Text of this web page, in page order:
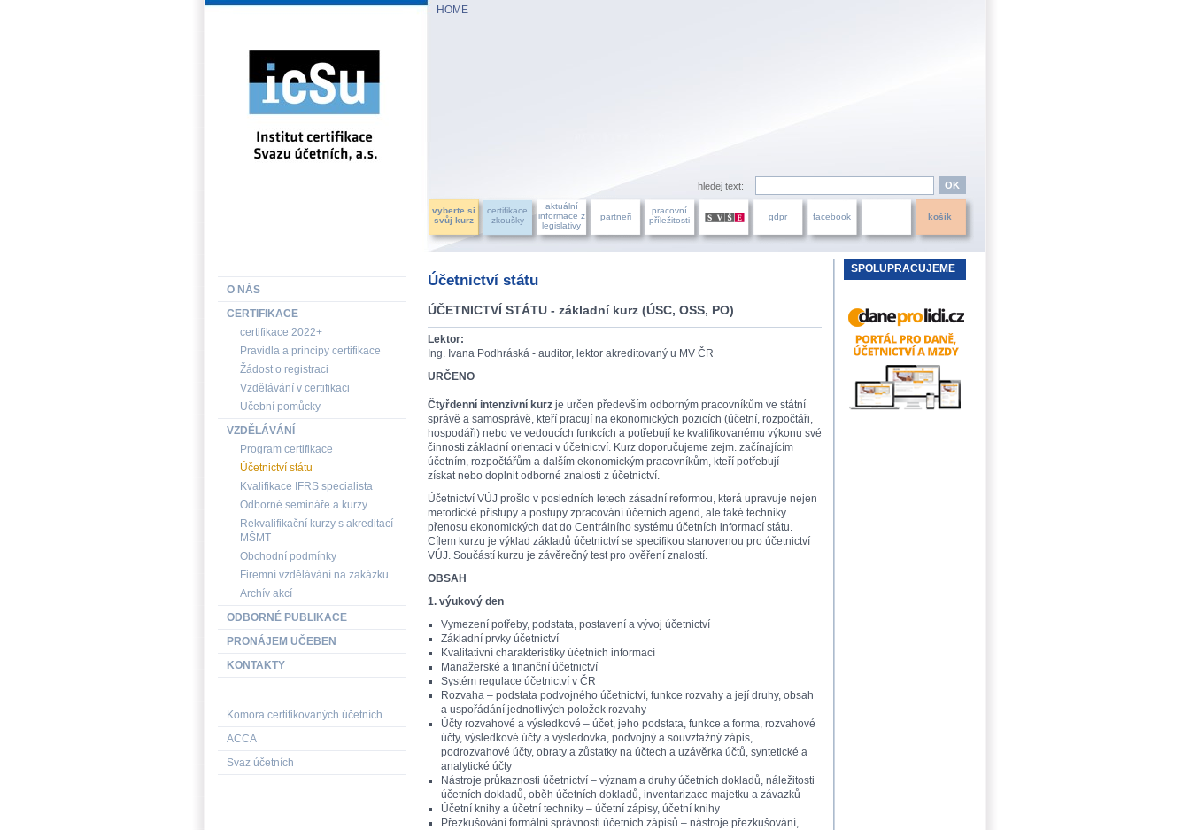
HOME
hledej text:
vyberte si
svůj kurz
certifikace
zkoušky
aktuální
informace z
legislativy
partneři
pracovní
příležitosti
gdpr facebook košík
Účetnictví státu
ÚČETNICTVÍ STÁTU - základní kurz (ÚSC, OSS, PO)
Lektor:
Ing. Ivana Podhráská - auditor, lektor akreditovaný u MV ČR
URČENO
Čtyřdenní intenzivní kurz je určen především odborným pracovníkům ve státní
správě a samosprávě, kteří pracují na ekonomických pozicích (účetní, rozpočtáři,
hospodáři) nebo ve vedoucích funkcích a potřebují ke kvalifikovanému výkonu své
činnosti základní orientaci v účetnictví. Kurz doporučujeme zejm. začínajícím
účetním, rozpočtářům a dalším ekonomickým pracovníkům, kteří potřebují
získat nebo doplnit odborné znalosti z účetnictví.
Účetnictví VÚJ prošlo v posledních letech zásadní reformou, která upravuje nejen
metodické přístupy a postupy zpracování účetních agend, ale také techniky
přenosu ekonomických dat do Centrálního systému účetních informací státu.
Cílem kurzu je výklad základů účetnictví se specifikou stanovenou pro účetnictví
VÚJ. Součástí kurzu je závěrečný test pro ověření znalostí.
OBSAH
1. výukový den
Vymezení potřeby, podstata, postavení a vývoj účetnictví
Základní prvky účetnictví
Kvalitativní charakteristiky účetních informací
Manažerské a finanční účetnictví
Systém regulace účetnictví v ČR
Rozvaha – podstata podvojného účetnictví, funkce rozvahy a její druhy, obsah
a uspořádání jednotlivých položek rozvahy
Účty rozvahové a výsledkové – účet, jeho podstata, funkce a forma, rozvahové
účty, výsledkové účty a výsledovka, podvojný a souvztažný zápis,
podrozvahové účty, obraty a zůstatky na účtech a uzávěrka účtů, syntetické a
analytické účty
Nástroje průkaznosti účetnictví – význam a druhy účetních dokladů, náležitosti
účetních dokladů, oběh účetních dokladů, inventarizace majetku a závazků
Účetní knihy a účetní techniky – účetní zápisy, účetní knihy
Přezkušování formální správnosti účetních zápisů – nástroje přezkušování,
O NÁS
CERTIFIKACE
certifikace 2022+
Pravidla a principy certifikace
Žádost o registraci
Vzdělávání v certifikaci
Učební pomůcky
VZDĚLÁVÁNÍ
Program certifikace
Účetnictví státu
Kvalifikace IFRS specialista
Odborné semináře a kurzy
Rekvalifikační kurzy s akreditací
MŠMT
Obchodní podmínky
Firemní vzdělávání na zakázku
Archív akcí
ODBORNÉ PUBLIKACE
PRONÁJEM UČEBEN
KONTAKTY
Komora certifikovaných účetních
ACCA
Svaz účetních
SPOLUPRACUJEME